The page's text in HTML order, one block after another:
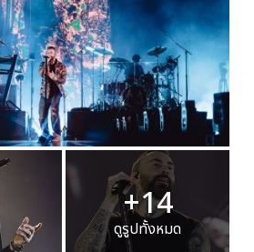
+14
ดูรูปทั้งหมด